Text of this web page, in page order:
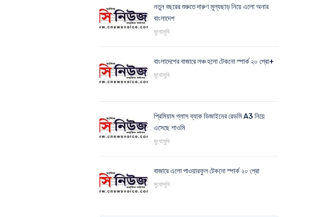
নতুন বছরের শুরুতে দারুণ মূল্যছাড় নিয়ে এলো অনার
বাংলাদেশ
মুখোমুখি
বাংলাদেশের বাজারে লঞ্চ হলো টেকনো স্পার্ক ২০ প্রো+
মুখোমুখি
প্রিমিয়াম গ্লাস ব্যাক ডিজাইনের রেডমি A3 নিয়ে
এসেছে শাওমি
মুখোমুখি
বাজারে এলো পাওয়ারফুল টেকনো স্পার্ক ২০ প্রো
মুখোমুখি